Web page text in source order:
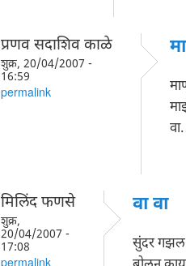
प्रणव सदाशिव काळे
शुक्र, 20/04/2007 -
16:59
permalink
मिलिंद फणसे
शुक्र,
20/04/2007 -
17:08
वा वा
सुंदर